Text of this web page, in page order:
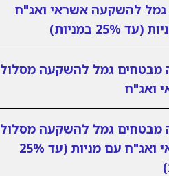
גמל להשקעה אשראי ואג"ח
25% במניות)
מבטחים גמל להשקעה מסלול
ואג"ח
מבטחים גמל להשקעה מסלול
אשראי ואג"ח עם מניות (עד 25%